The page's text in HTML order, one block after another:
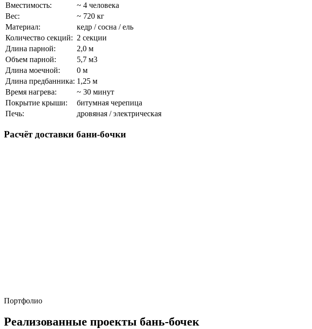
Вместимость:
~ 4 человека
Вес:
~ 720 кг
Материал:
кедр / сосна / ель
Количество секций: 2 секции
Длина парной:
2,0 м
Объем парной:
5,7 м3
Длина моечной:
0 м
Длина предбанника: 1,25 м
Время нагрева:
~ 30 минут
Покрытие крыши:
битумная черепица
Печь:
дровяная / электрическая
Расчёт доставки бани-бочки
Портфолио
Реализованные проекты бань-бочек